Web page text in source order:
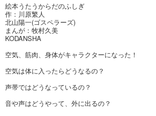
絵本うたうからだのふしぎ
作：川原繁人
北山陽一(ゴスペラーズ)
まんが：牧村久美
KODANSHA
空気、筋肉、身体がキャラクターになった！
空気は体に入ったらどうなるの？
声帯ではどうなっているの？
音や声はどうやって、外に出るの？